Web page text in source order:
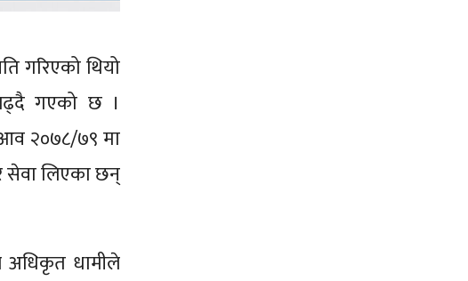
गरिएको थियो
गएको छ ।
२०७८/७९ मा
सेवा लिएका छन्
अधिकृत धामीले